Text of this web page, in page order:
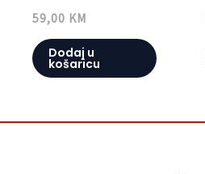
59,00 KM
Dodaj u
košaricu